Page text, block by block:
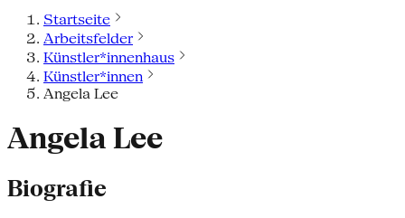
Startseite
Arbeitsfelder
Künstler*innenhaus
Künstler*innen
Angela Lee
Angela Lee
Biografie